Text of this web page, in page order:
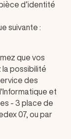
d’identité
suivante :
que vos
la possibilité
des
et
- 3 place de
07, ou par